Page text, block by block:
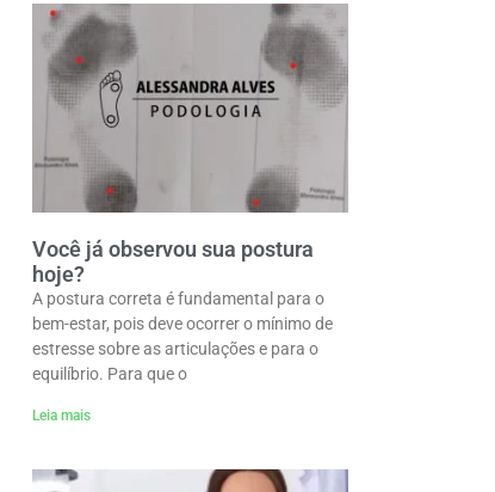
Você já observou sua postura
hoje?
A postura correta é fundamental para o
bem-estar, pois deve ocorrer o mínimo de
estresse sobre as articulações e para o
equilíbrio. Para que o
Leia mais